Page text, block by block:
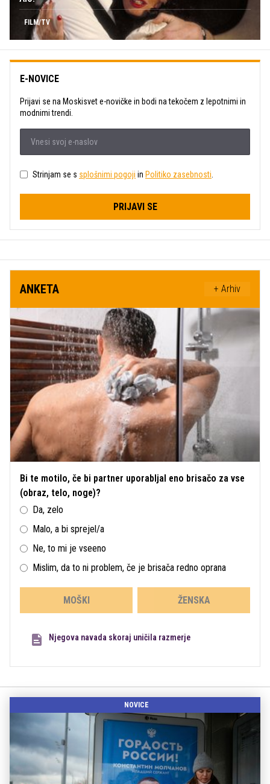
FILM/TV
E-NOVICE
Prijavi se na Moskisvet e-novičke in bodi na tekočem z lepotnimi in
modnimi trendi.
Strinjam se s splošnimi pogoji in Politiko zasebnosti
PRIJAVI SE
ANKETA + Arhiv
Bi te motilo, če bi partner uporabljal eno brisačo za vse
(obraz, telo, noge)?
Da, zelo
Malo, a bi sprejel/a
Ne, to mi je vseeno
Mislim, da to ni problem, če je brisača redno oprana
MOŠKI ŽENSKA
Njegova navada skoraj uničila razmerje
NOVICE